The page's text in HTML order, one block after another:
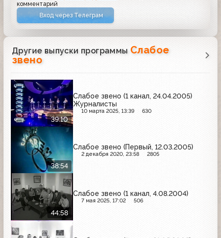
комментарий
Вход через Телеграм
Другие выпуски программы Слабое
звено
39:10
Слабое звено (1 канал, 24.04.2005)
Журналисты
10 марта 2025, 13:39 630
38:54
Слабое звено (Первый, 12.03.2005)
2 декабря 2020, 23:58 2805
44:58
Слабое звено (1 канал, 4.08.2004)
7 мая 2025, 17:02 506